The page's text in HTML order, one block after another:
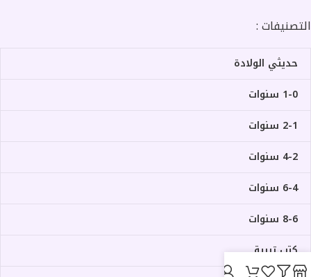
التصنيفات :
حديثي الولادة
1-0 سنوات
2-1 سنوات
4-2 سنوات
6-4 سنوات
8-6 سنوات
كتب تربية